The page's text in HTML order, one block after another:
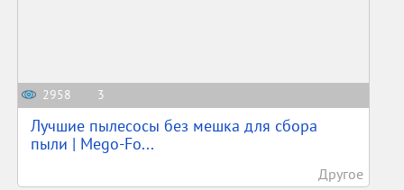
2958 3
Лучшие пылесосы без мешка для сбора
пыли | Mego-Fo...
Другое